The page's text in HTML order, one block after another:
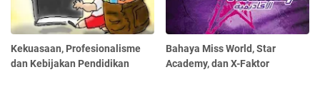
Kekuasaan, Profesionalisme
dan Kebijakan Pendidikan
Bahaya Miss World, Star
Academy, dan X-Faktor